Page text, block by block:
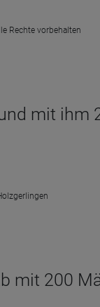
Rechte vorbehalten
mit ihm
mit 200